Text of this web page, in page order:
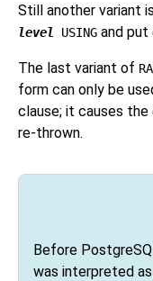
Still another variant
level
USING and put
The last variant of
form can only be
clause; it causes
re-thrown.
Before
was interpreted